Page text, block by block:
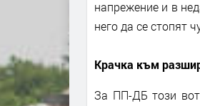
напрежение и в
него да се стопят
Крачка към
За ПП-ДБ този вот